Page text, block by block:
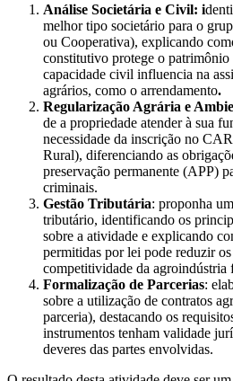
Análise Societária e Civil: i
melhor tipo societário para o
ou Cooperativa), explicando
constitutivo protege o patrimônio
capacidade civil influencia na
agrários, como o arrendamento.
Regularização Agrária e
de a propriedade atender à sua
necessidade da inscrição no
Rural), diferenciando as
preservação permanente (APP)
criminais.
Gestão Tributária: proponha
tributário, identificando os
sobre a atividade e explicando
permitidas por lei pode reduzir os
competitividade da agroindústria
Formalização de Parcerias:
sobre a utilização de contratos
parceria), destacando os
instrumentos tenham validade
deveres das partes envolvidas.